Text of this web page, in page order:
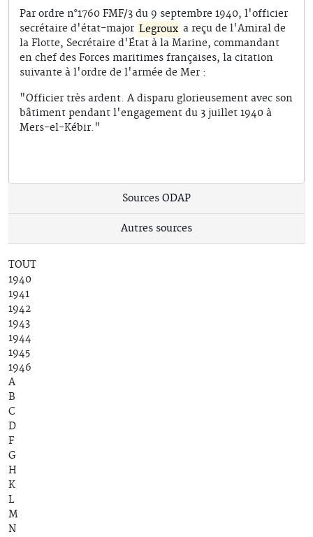
Par ordre n°1760 FMF/3 du 9 septembre 1940, l'officier
secrétaire d'état-major Legroux a reçu de l'Amiral de
la Flotte, Secrétaire d'État à la Marine, commandant
en chef des Forces maritimes françaises, la citation
suivante à l'ordre de l'armée de Mer :
"Officier très ardent. A disparu glorieusement avec son
bâtiment pendant l'engagement du 3 juillet 1940 à
Mers-el-Kébir."
Sources ODAP
Autres sources
TOUT
1940
1941
1942
1943
1944
1945
1946
A
B
C
D
F
G
H
K
L
M
N